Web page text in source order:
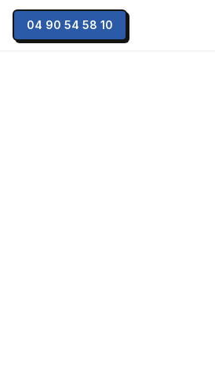
04 90 54 58 10